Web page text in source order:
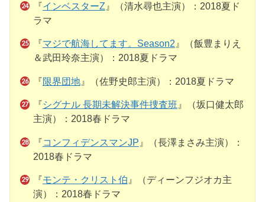
『インベスターZ 』（清水尋也主演）：2018夏ド
ラマ
『マジで航海してます。Season2 』（飯豊まりえ
＆武田玲奈主演）：2018夏ドラマ
『限界団地』（佐野史郎主演）：2018夏ドラマ
『シグナル 長期未解決事件捜査班 』（坂口健太郎
主演）：2018春ドラマ
『コンフィデンスマンJP 』（長澤まさみ主演）：
2018春ドラマ
『モンテ・クリスト伯 』（ディーンフジオカ主
演）：2018春ドラマ